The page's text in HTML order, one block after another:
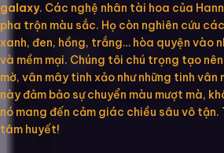
galaxy. Các nghệ nhân tài hoa của
pha trộn màu sắc. Họ còn nghiên cứu
xanh, đen, hồng, trắng… hòa quyện vào
và mềm mại. Chúng tôi chú trọng tạo
mờ, vân mây tinh xảo như những tinh
này đảm bảo sự chuyển màu mượt mà,
nó mang đến cảm giác chiều sâu vô tận.
tâm huyết!